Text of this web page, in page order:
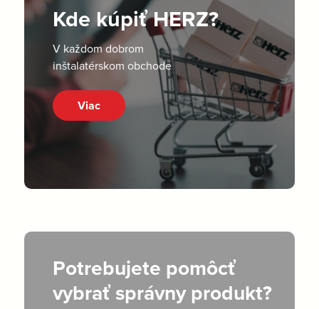
Kde kúpiť HERZ?
V každom dobrom
inštalatérskom obchode
Viac
Potrebujete pomôcť
vybrať správny produkt?